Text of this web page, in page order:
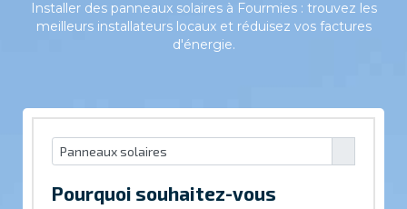
Installer des panneaux solaires à Fourmies : trouvez les
meilleurs installateurs locaux et réduisez vos factures
d'énergie.